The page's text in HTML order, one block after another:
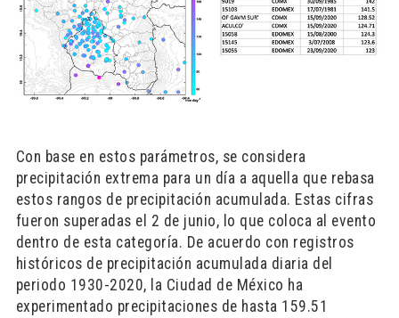
Con base en estos parámetros, se considera
precipitación extrema para un día a aquella que rebasa
estos rangos de precipitación acumulada. Estas cifras
fueron superadas el 2 de junio, lo que coloca al evento
dentro de esta categoría. De acuerdo con registros
históricos de precipitación acumulada diaria del
periodo 1930-2020, la Ciudad de México ha
experimentado precipitaciones de hasta 159.51